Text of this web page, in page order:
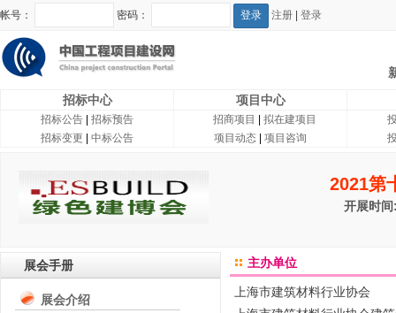
帐号： 密码： 注册 登录
招标中心
项目中心
招标公告
招标预告
招标变更
中标公告
招商项目
拟在建项目
项目动态
项目咨询
2021第
开展时
展会手册
展会介绍
主办单位
上海市建筑材料行业协会